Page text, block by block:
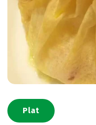
Plat